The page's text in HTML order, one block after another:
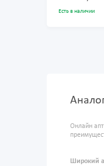
Есть в наличии
Онлайн
Широкий